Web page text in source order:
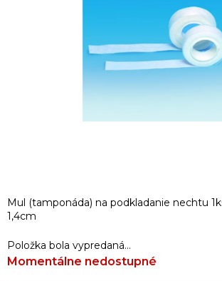
Mul (tamponáda) na podkladanie nechtu
1,4cm
Položka bola vypredaná…
Momentálne nedostupné